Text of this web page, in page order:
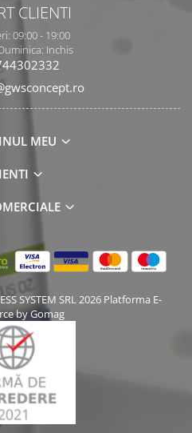
CLIENTI
09:00 - 19:00
Inchis
MEU
SYSTEM SRL 2026 Platforma E-
by Gomag